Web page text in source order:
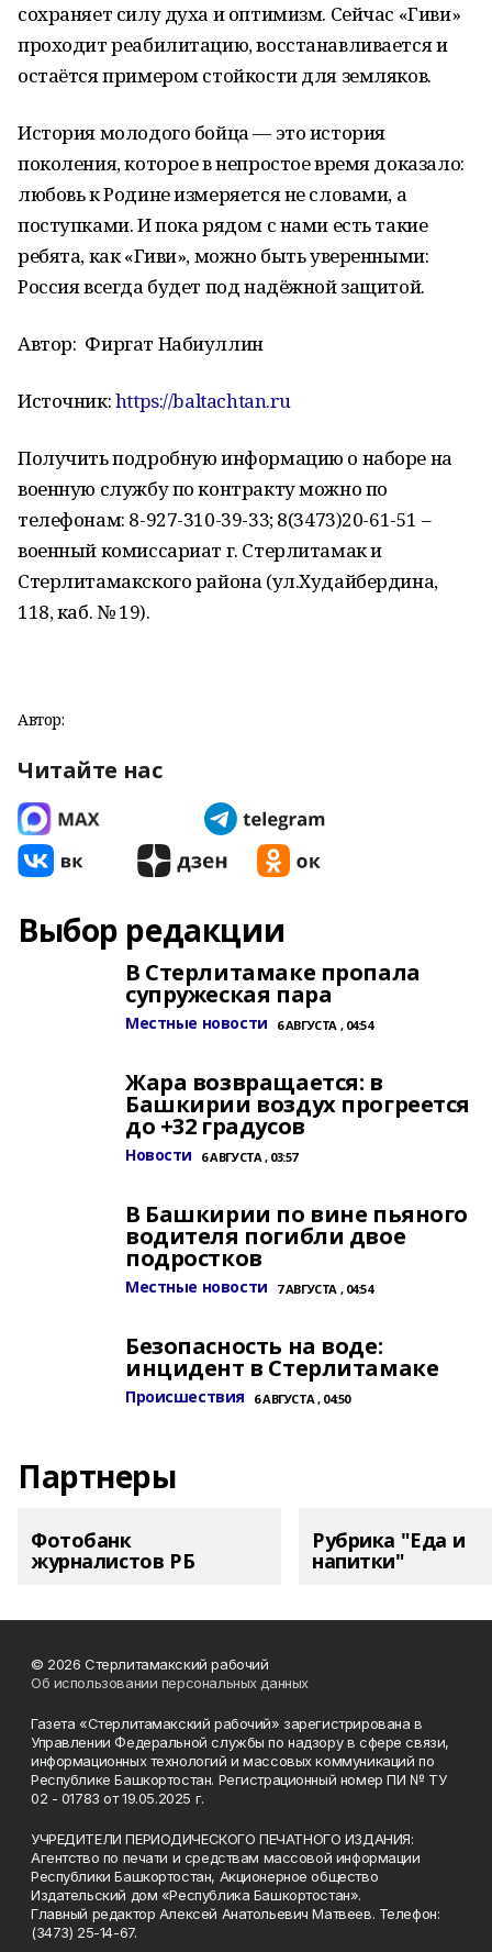
сохраняет силу духа и оптимизм. Сейчас «Гиви»
проходит реабилитацию, восстанавливается и
остаётся примером стойкости для земляков.
История молодого бойца — это история
поколения, которое в непростое время доказало:
любовь к Родине измеряется не словами, а
поступками. И пока рядом с нами есть такие
ребята, как «Гиви», можно быть уверенными:
Россия всегда будет под надёжной защитой.
Автор: Фиргат Набиуллин
Источник:https://baltachtan.ru
Получить подробную информацию о наборе на
военную службу по контракту можно по
телефонам: 8-927-310-39-33; 8(3473)20-61-51 –
военный комиссариат г. Стерлитамак и
Стерлитамакского района (ул.Худайбердина,
118, каб. № 19).
Автор:
Читайте нас
Выбор редакции
В Стерлитамаке пропала
супружеская пара
Местные новости 6 АВГУСТА , 04:54
Жара возвращается: в
Башкирии воздух прогреется
до +32 градусов
Новости 6 АВГУСТА , 03:57
В Башкирии по вине пьяного
водителя погибли двое
подростков
Местные новости 7 АВГУСТА , 04:54
Безопасность на воде:
инцидент в Стерлитамаке
Происшествия 6 АВГУСТА , 04:50
Партнеры
Фотобанк
журналистов РБ
Рубрика "Еда и
напитки"
© 2026 Стерлитамакский рабочий
Об использовании персональных данных
Газета «Стерлитамакский рабочий» зарегистрирована в
Управлении Федеральной службы по надзору в сфере связи,
информационных технологий и массовых коммуникаций по
Республике Башкортостан. Регистрационный номер ПИ № ТУ
02 - 01783 от 19.05.2025 г.
УЧРЕДИТЕЛИ ПЕРИОДИЧЕСКОГО ПЕЧАТНОГО ИЗДАНИЯ:
Агентство по печати и средствам массовой информации
Республики Башкортостан, Акционерное общество
Издательский дом «Республика Башкортостан».
Главный редактор Алексей Анатольевич Матвеев. Телефон:
(3473) 25-14-67.